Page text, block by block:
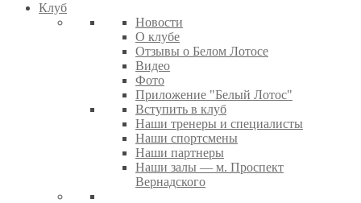
Клуб
Новости
О клубе
Отзывы о Белом Лотосе
Видео
Фото
Приложение "Белый Лотос"
Вступить в клуб
Наши тренеры и специалисты
Наши спортсмены
Наши партнеры
Наши залы — м. Проспект
Вернадского